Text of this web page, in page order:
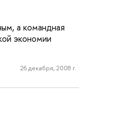
а командная
экономии
26 декабря, 2008 г.